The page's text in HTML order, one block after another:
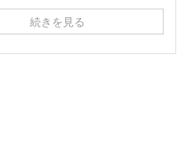
続きを見る